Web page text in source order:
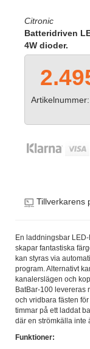
Citronic
Batteridriven
4W dioder.
Tillverkarens
En laddningsbar
skapar fantastiska
kan styras via
program. Alternativt
kanalerslägen och
BatBar-100 levereras
och vridbara fästen
timmar på ett laddat
där en strömkälla inte
Funktioner: